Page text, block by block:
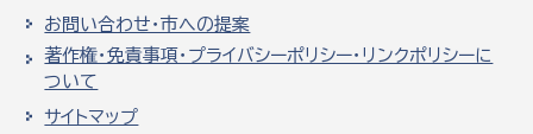
お問い合わせ・市への提案
著作権・免責事項・プライバシーポリシー・リンクポリシーに
ついて
サイトマップ